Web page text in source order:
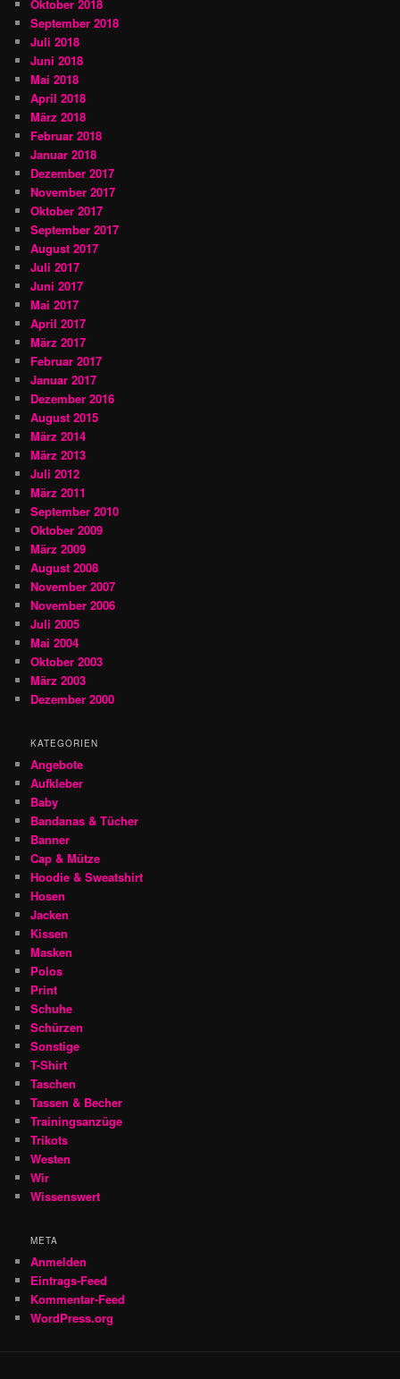
Oktober 2018
September 2018
Juli 2018
Juni 2018
Mai 2018
April 2018
März 2018
Februar 2018
Januar 2018
Dezember 2017
November 2017
Oktober 2017
September 2017
August 2017
Juli 2017
Juni 2017
Mai 2017
April 2017
März 2017
Februar 2017
Januar 2017
Dezember 2016
August 2015
März 2014
März 2013
Juli 2012
März 2011
September 2010
Oktober 2009
März 2009
August 2008
November 2007
November 2006
Juli 2005
Mai 2004
Oktober 2003
März 2003
Dezember 2000
KATEGORIEN
Angebote
Aufkleber
Baby
Bandanas & Tücher
Banner
Cap & Mütze
Hoodie & Sweatshirt
Hosen
Jacken
Kissen
Masken
Polos
Print
Schuhe
Schürzen
Sonstige
T-Shirt
Taschen
Tassen & Becher
Trainingsanzüge
Trikots
Westen
Wir
Wissenswert
META
Anmelden
Eintrags-Feed
Kommentar-Feed
WordPress.org